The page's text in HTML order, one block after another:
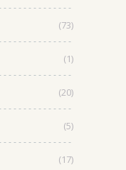
(73)
(1)
(20)
(5)
(17)